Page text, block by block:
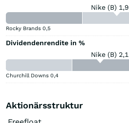
Nike (B) 1,9
Rocky Brands 0,5
Dividendenrendite in %
Nike (B) 2,1
Churchill Downs 0,4
Aktionärsstruktur